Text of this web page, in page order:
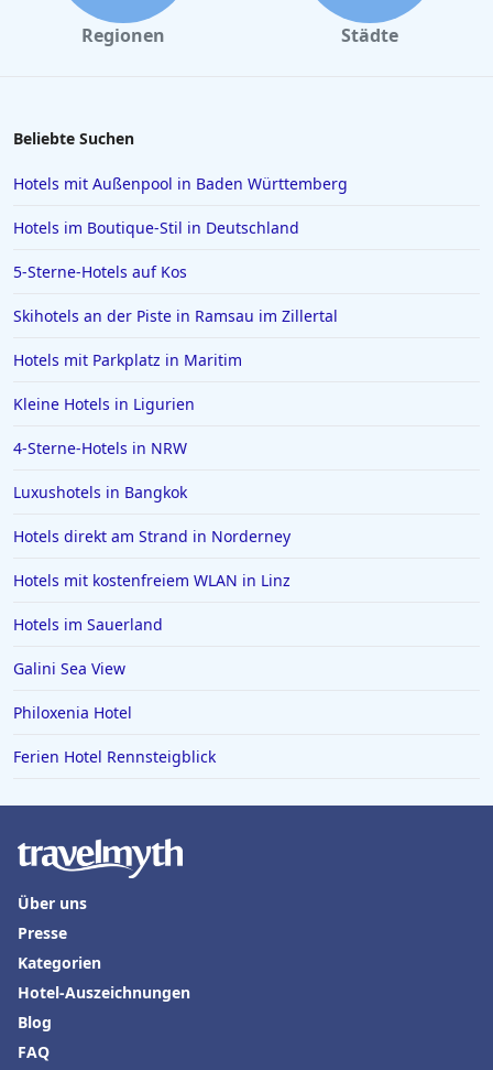
Regionen Städte
Beliebte Suchen
Hotels mit Außenpool in Baden Württemberg
Hotels im Boutique-Stil in Deutschland
5-Sterne-Hotels auf Kos
Skihotels an der Piste in Ramsau im Zillertal
Hotels mit Parkplatz in Maritim
Kleine Hotels in Ligurien
4-Sterne-Hotels in NRW
Luxushotels in Bangkok
Hotels direkt am Strand in Norderney
Hotels mit kostenfreiem WLAN in Linz
Hotels im Sauerland
Galini Sea View
Philoxenia Hotel
Ferien Hotel Rennsteigblick
Über uns
Presse
Kategorien
Hotel-Auszeichnungen
Blog
FAQ